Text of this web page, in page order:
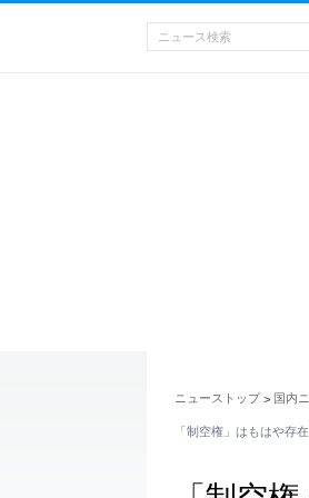
ニューストップ > 国内
「制空権」はもはや存